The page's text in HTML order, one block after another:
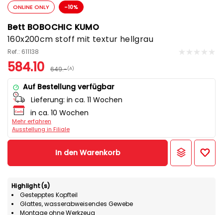
ONLINE ONLY -10%
Bett BOBOCHIC KUMO
160x200cm stoff mit textur hellgrau
Ref.: 611138
584.10 649.-(A)
Auf Bestellung verfügbar
Lieferung: in ca. 11 Wochen
in ca. 10 Wochen
Mehr erfahren
Ausstellung in Filiale
In den Warenkorb
Highlight(s)
Gestepptes Kopfteil
Glattes, wasserabweisendes Gewebe
Montage ohne Werkzeug